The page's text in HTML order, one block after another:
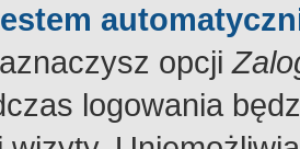
opcji
logowania